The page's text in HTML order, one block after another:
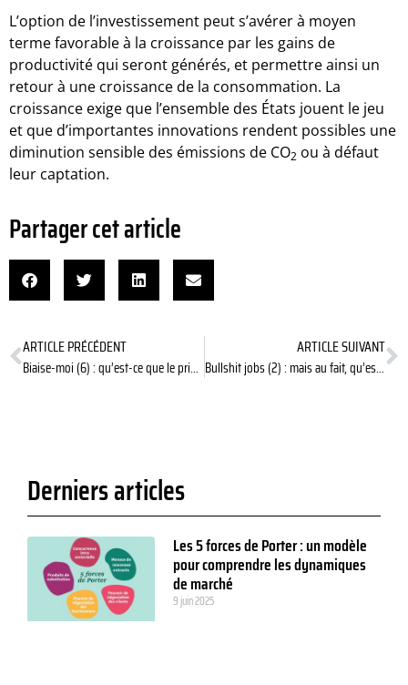
L’option de l’investissement peut s’avérer à moyen
terme favorable à la croissance par les gains de
productivité qui seront générés, et permettre ainsi un
retour à une croissance de la consommation. La
croissance exige que l’ensemble des États jouent le jeu
et que d’importantes innovations rendent possibles une
diminution sensible des émissions de CO2 ou à défaut
leur captation.
Partager cet article
ARTICLE PRÉCÉDENT
Biaise-moi (6) : qu’est-ce que le principe d’asymétrie des foutaises ?
ARTICLE SUIVANT
Bullshit jobs (2) : mais au fait, qu’est-ce qu’un job à la con ?
Derniers articles
Les 5 forces de Porter : un modèle
pour comprendre les dynamiques
de marché
9 juin 2025